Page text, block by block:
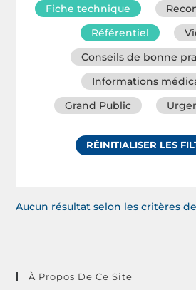
Fiche technique
Référentiel
Conseils de bonne
Informations
Grand Public
RÉINITIALISER LES
Aucun résultat selon les critères
À Propos De Ce Site